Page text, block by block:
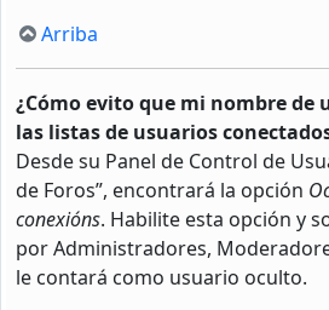
Arriba
¿Cómo evito que mi nombre de
las listas de usuarios
Desde su Panel de Control de
de Foros”, encontrará la opción
conexións. Habilite esta opción y
por Administradores,
le contará como usuario oculto.